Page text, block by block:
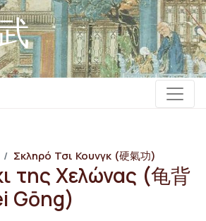
Σκληρό Τσι Κουνγκ (硬氣功)
της Χελώνας (龟背
Gōng)